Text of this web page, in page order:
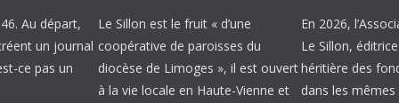
Au départ,
un journal
ce pas un
Le Sillon est le fruit « d’une
coopérative de paroisses du
diocèse de Limoges », il est ouvert
à la vie locale en Haute-Vienne et
En 2026,
Le Sillon,
héritière des
dans les